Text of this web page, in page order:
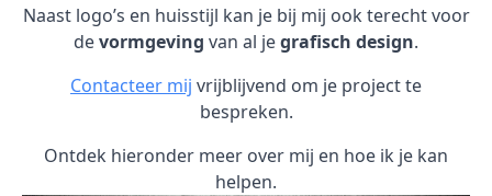
Naast logo’s en huisstijl kan je bij mij ook terecht voor
devormgeving van al jegrafisch design.
Contacteer mij vrijblijvend om je project te
bespreken.
Ontdek hieronder meer over mij en hoe ik je kan
helpen.